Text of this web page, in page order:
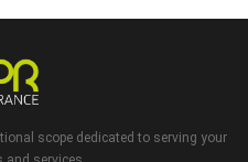
scope dedicated to serving your